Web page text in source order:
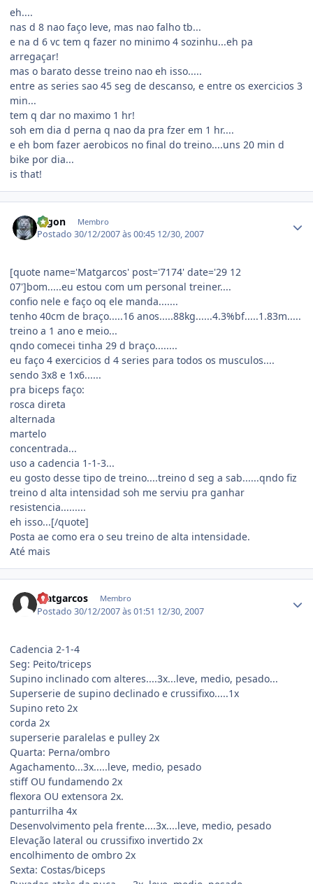
eh....
nas d 8 nao faço leve, mas nao falho tb...
e na d 6 vc tem q fazer no minimo 4 sozinhu...eh pa
arregaçar!
mas o barato desse treino nao eh isso.....
entre as series sao 45 seg de descanso, e entre os exercicios 3
min...
tem q dar no maximo 1 hr!
soh em dia d perna q nao da pra fzer em 1 hr....
e eh bom fazer aerobicos no final do treino....uns 20 min d
bike por dia...
is that!
Digon Membro
Postado30/12/2007 às 00:45 12/30, 2007
[quote name='Matgarcos' post='7174' date='29 12
07']bom.....eu estou com um personal treiner....
confio nele e faço oq ele manda.......
tenho 40cm de braço.....16 anos.....88kg......4.3%bf.....1.83m.....
treino a 1 ano e meio...
qndo comecei tinha 29 d braço........
eu faço 4 exercicios d 4 series para todos os musculos....
sendo 3x8 e 1x6......
pra biceps faço:
rosca direta
alternada
martelo
concentrada...
uso a cadencia 1-1-3...
eu gosto desse tipo de treino....treino d seg a sab......qndo fiz
treino d alta intensidad soh me serviu pra ganhar
resistencia.........
eh isso...[/quote]
Posta ae como era o seu treino de alta intensidade.
Até mais
Matgarcos Membro
Postado30/12/2007 às 01:51 12/30, 2007
Cadencia 2-1-4
Seg: Peito/triceps
Supino inclinado com alteres....3x...leve, medio, pesado...
Superserie de supino declinado e crussifixo.....1x
Supino reto 2x
corda 2x
superserie paralelas e pulley 2x
Quarta: Perna/ombro
Agachamento...3x.....leve, medio, pesado
stiff OU fundamendo 2x
flexora OU extensora 2x.
panturrilha 4x
Desenvolvimento pela frente....3x....leve, medio, pesado
Elevação lateral ou crussifixo invertido 2x
encolhimento de ombro 2x
Sexta: Costas/biceps